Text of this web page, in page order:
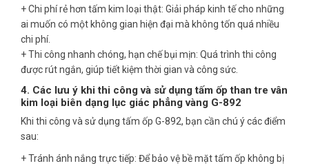
+ Chi phí rẻ hơn tấm kim loại thật: Giải pháp kinh tế cho những
ai muốn có một không gian hiện đại mà không tốn quá nhiều
chi phí.
+ Thi công nhanh chóng, hạn chế bụi mịn: Quá trình thi công
được rút ngắn, giúp tiết kiệm thời gian và công sức.
4. Các lưu ý khi thi công và sử dụng tấm ốp than tre vân
kim loại biên dạng lục giác phẳng vàng G-892
Khi thi công và sử dụng tấm ốp G-892, bạn cần chú ý các điểm
sau:
+ Tránh ánh nắng trực tiếp: Để bảo vệ bề mặt tấm ốp không bị